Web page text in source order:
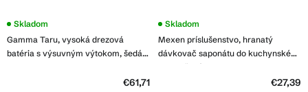
Gamma Taru, vysoká drezová
batéria s výsuvným výtokom, šedá,
Skladom
€61,71
Mexen príslušenstvo, hranatý
dávkovač saponátu do kuchynského
drezu, šedá, 6605320-61
Skladom
€27,39